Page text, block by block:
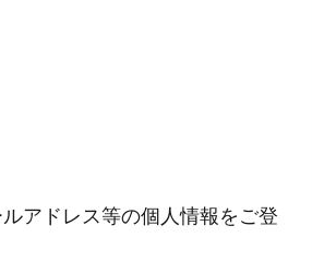
アドレス等の個人情報をご登